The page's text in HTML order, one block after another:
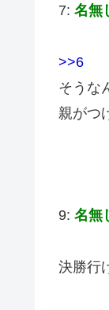
7: 名無
>>6
そうな
親がつ
9: 名無
決勝行